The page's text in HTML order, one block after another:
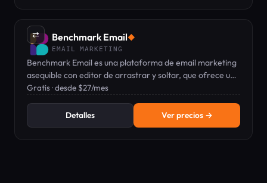
⇄ Benchmark Email◆
EMAIL MARKETING
Benchmark Email es una plataforma de email marketing
asequible con editor de arrastrar y soltar, que ofrece un
plan gratuito y planes de pago desde $27/mes.
Gratis · desde $27/mes
Detalles Ver precios →